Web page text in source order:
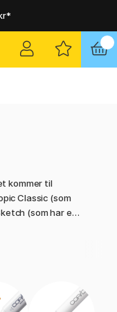
kommer til
Classic (som
(som har en
Ink – som